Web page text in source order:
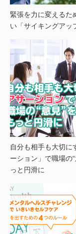
緊張を力に変えるた
い「サイキングアッ
自分も相手も大切に
ーション」で職場の“
っと円滑に